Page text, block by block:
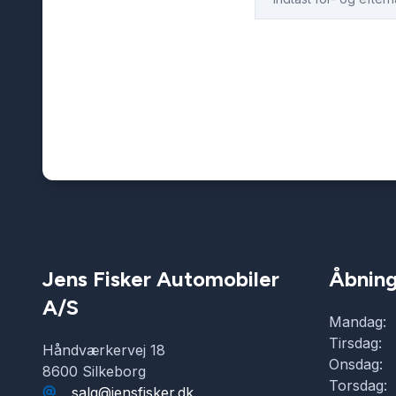
Jens Fisker Automobiler
A/S
Håndværkervej 18
8600 Silkeborg
salg@jensfisker.dk
Mandag:
Tirsdag:
Onsdag:
Torsdag: